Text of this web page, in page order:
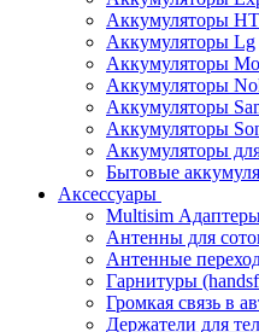
Аккумуляторы
Аккумуляторы Lg
Аккумуляторы
Аккумуляторы
Аккумуляторы
Аккумуляторы
Аккумуляторы
Бытовые
Аксессуары
Multisim
Антенны для
Антенные
Гарнитуры
Громкая связь в
Держатели для